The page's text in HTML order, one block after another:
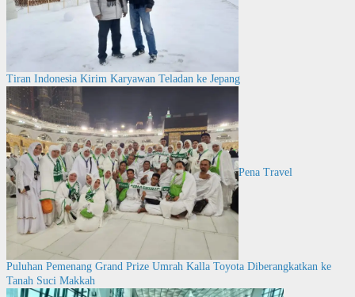
Tiran Indonesia Kirim Karyawan Teladan ke Jepang
Pena Travel
Puluhan Pemenang Grand Prize Umrah Kalla Toyota Diberangkatkan ke
Tanah Suci Makkah